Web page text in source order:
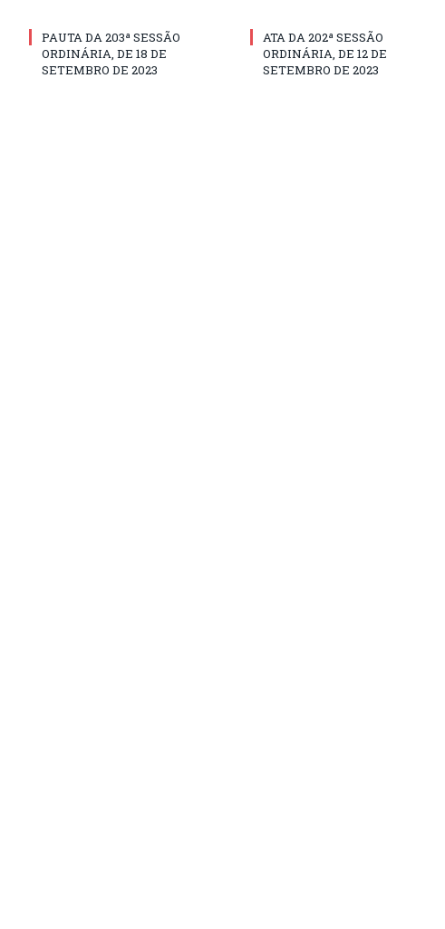
PAUTA DA 203ª SESSÃO
ORDINÁRIA, DE 18 DE
SETEMBRO DE 2023
ATA DA 202ª SESSÃO
ORDINÁRIA, DE 12 DE
SETEMBRO DE 2023